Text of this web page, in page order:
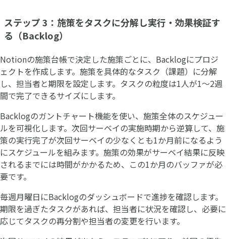
ステップ 3：施策をタスクに分解し実行・効果検証す
る（Backlog）
Notionの施策台帳で決定した施策ごとに、Backlogにプロジ
ェクトを作成します。施策を具体的なタスク（課題）に分解
し、担当者と期限を設定します。タスクの粒度は1人が1〜2週
間で完了できるサイズにします。
Backlogのガントチャート機能を使い、施策全体のスケジュー
ルを可視化します。次回サーベイの実施時期から逆算して、施
策の実行完了が次回サーベイの少なくとも1か月前になるよう
にスケジュールを組みます。施策の効果がサーベイ結果に反映
されるまでには時間がかかるため、この1か月のバッファが必
要です。
毎週月曜日にBacklogのダッシュボードで進捗を確認します。
期限を過ぎたタスクがあれば、担当者に状況を確認し、必要に
応じてタスクの再分割や担当者の変更を行います。